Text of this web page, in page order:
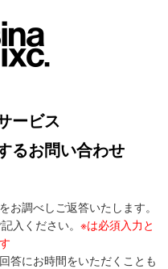
ービス
るお問い合わせ
お調べしご返答いたします。
入ください。 ※は必須入力と
答にお時間をいただくことも